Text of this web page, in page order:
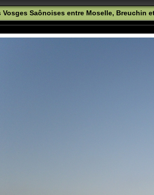
Vosges Saônoises entre Moselle, Breuchin